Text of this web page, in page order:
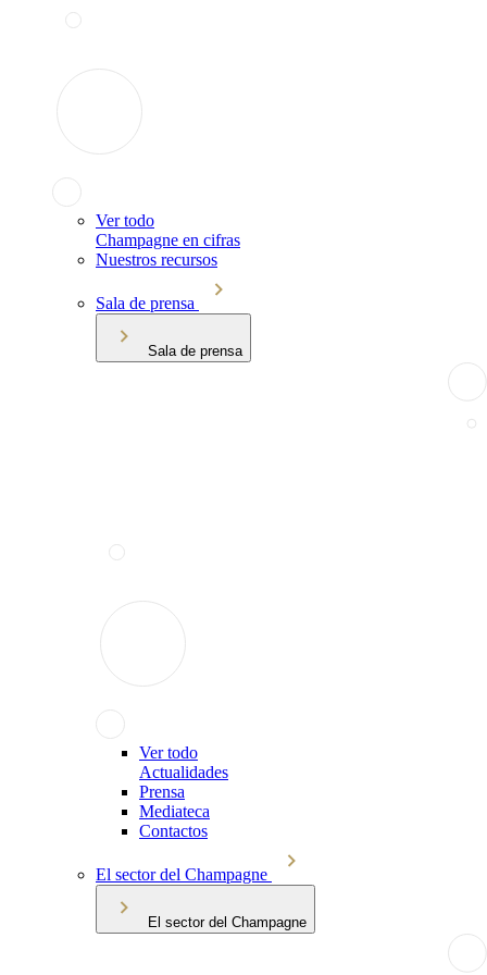
Ver todo
Champagne en cifras
Nuestros recursos
Sala de prensa
Sala de prensa
Ver todo
Actualidades
Prensa
Mediateca
Contactos
El sector del Champagne
El sector del Champagne